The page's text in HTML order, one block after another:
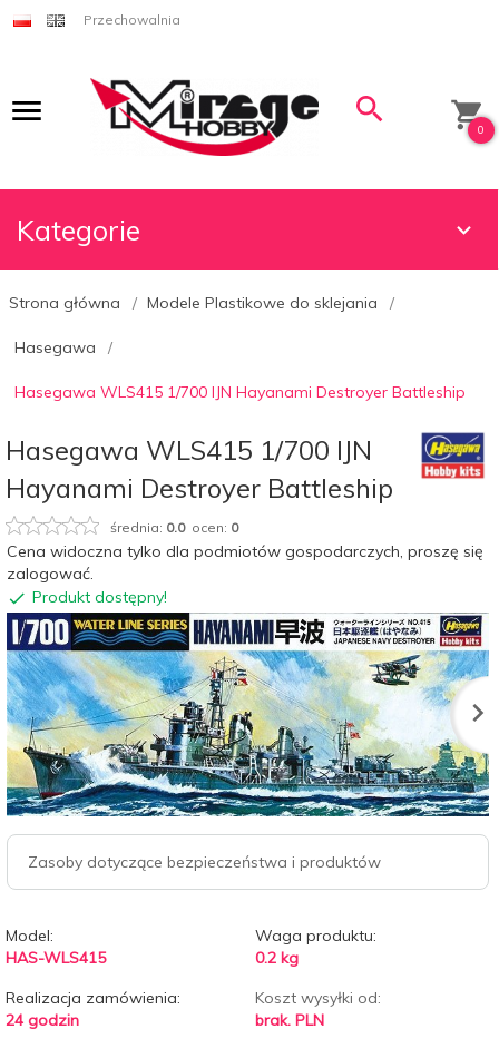
Przechowalnia
0
Kategorie
Strona główna Modele Plastikowe do sklejania
Hasegawa
Hasegawa WLS415 1/700 IJN Hayanami Destroyer Battleship
Hasegawa WLS415 1/700 IJN
Hayanami Destroyer Battleship
średnia: 0.0ocen: 0
Cena widoczna tylko dla podmiotów gospodarczych, proszę się
zalogować.
Produkt dostępny!
Zasoby dotyczące bezpieczeństwa i produktów
Model:
HAS-WLS415
Waga produktu:
0.2 kg
Realizacja zamówienia:
24 godzin
Koszt wysyłki od:
brak. PLN